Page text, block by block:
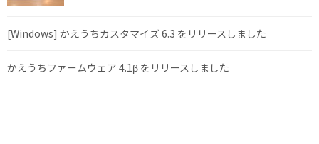
[Windows] かえうちカスタマイズ 6.3 をリリースしました
かえうちファームウェア 4.1β をリリースしました